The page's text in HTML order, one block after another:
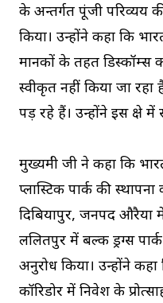
के अन्तर्गत पूंजी परिव्यय
किया। उन्होंने कहा कि भारत
मानकों के तहत डिस्कॉम्स
स्वीकृत नहीं किया जा
पड़ रहे हैं। उन्होंने इस क्षेत्र
मुख्यमंत्री जी ने कहा कि
प्लास्टिक पार्क की स्थापना
दिबियापुर, जनपद औरैया
ललितपुर में बल्क ड्रग्स
अनुरोध किया। उन्होंने कहा
कॉरिडोर में निवेश के